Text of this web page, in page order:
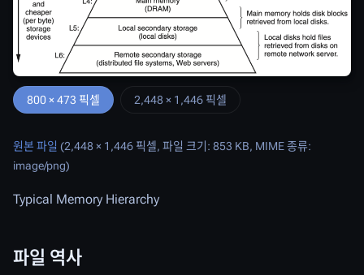
800 × 473 픽셀 2,448 × 1,446 픽셀
원본 파일 (2,448 × 1,446 픽셀, 파일 크기: 853 KB, MIME 종류:
image/png)
Typical Memory Hierarchy
파일 역사